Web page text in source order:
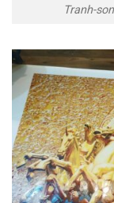
Tranh-